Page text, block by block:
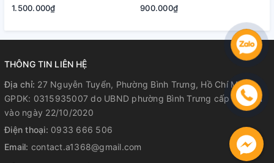
Kỹ thuật viên
giàu kinh nghiệm, lành nghề
📍 Địa chỉ: 27 Nguyễn Tuyển, Bình Trưng Tây, TP. Thủ Đức
📞 Hotline:
0933 666 506 – 092 331 1368
🕐Giờ mở cửa:8:30 – 21:00 (cả Chủ Nhật)
Quận 2, Tp. Thủ Đức | Bảo
1.500.000₫
Quận 2, Tp. Thủ Đức | Bảo
900.000₫
THÔNG TIN LIÊN HỆ
Địa chỉ: 27 Nguyễn Tuyển, Phường Bình Trưng, Hồ Chí Minh
GPDK: 0315935007 do UBND phường Bình Trưng cấp lần đầu
vào ngày 22/10/2020
Điện thoại: 0933 666 506
Email: contact.a1368@gmail.com